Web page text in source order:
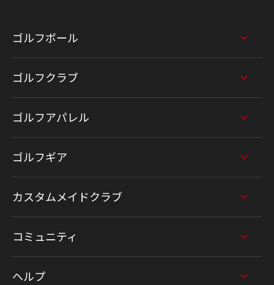
ゴルフボール
ゴルフクラブ
ゴルフアパレル
ゴルフギア
カスタムメイドクラブ
コミュニティ
ヘルプ